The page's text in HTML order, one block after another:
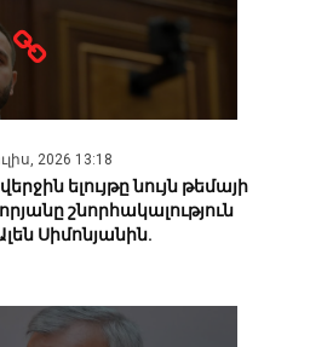
2026 13:18
ելույթը նույն թեմայի
շնորհակալություն
Սիմոնյանին.